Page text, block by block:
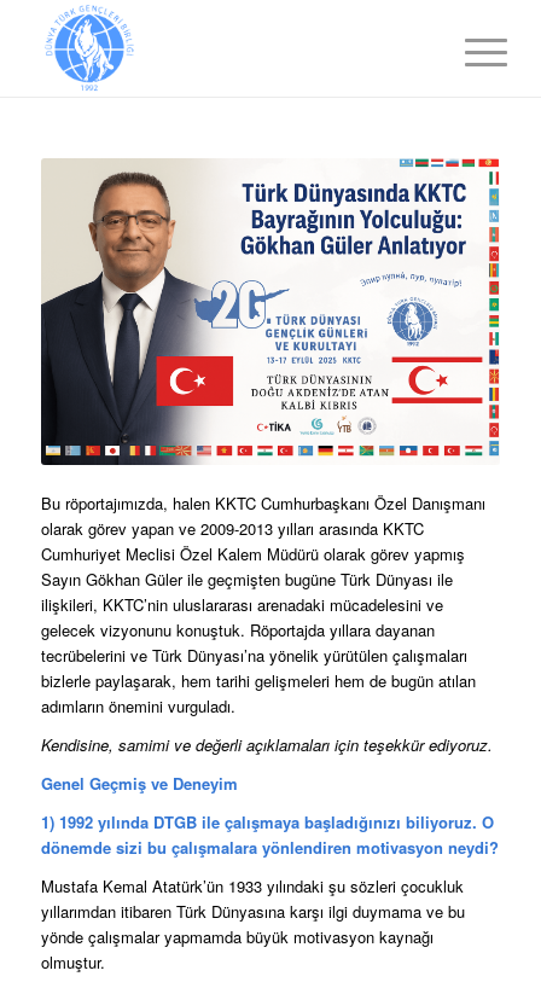
Bu röportajımızda, halen KKTC Cumhurbaşkanı Özel Danışmanı
olarak görev yapan ve 2009-2013 yılları arasında KKTC
Cumhuriyet Meclisi Özel Kalem Müdürü olarak görev yapmış
Sayın Gökhan Güler ile geçmişten bugüne Türk Dünyası ile
ilişkileri, KKTC’nin uluslararası arenadaki mücadelesini ve
gelecek vizyonunu konuştuk. Röportajda yıllara dayanan
tecrübelerini ve Türk Dünyası’na yönelik yürütülen çalışmaları
bizlerle paylaşarak, hem tarihi gelişmeleri hem de bugün atılan
adımların önemini vurguladı.
Kendisine, samimi ve değerli açıklamaları için teşekkür ediyoruz.
Genel Geçmiş ve Deneyim
1) 1992 yılında DTGB ile çalışmaya başladığınızı biliyoruz. O
dönemde sizi bu çalışmalara yönlendiren motivasyon neydi?
Mustafa Kemal Atatürk’ün 1933 yılındaki şu sözleri çocukluk
yıllarımdan itibaren Türk Dünyasına karşı ilgi duymama ve bu
yönde çalışmalar yapmamda büyük motivasyon kaynağı
olmuştur.